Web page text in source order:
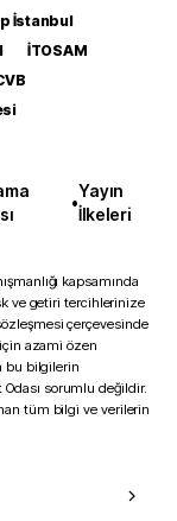
İstanbul
İTOSAM
•
Yayın
İlkeleri
kapsamında
ve getiri tercihlerinize
çerçevesinde
azami özen
bu bilgilerin
sorumlu değildir.
tüm bilgi ve verilerin